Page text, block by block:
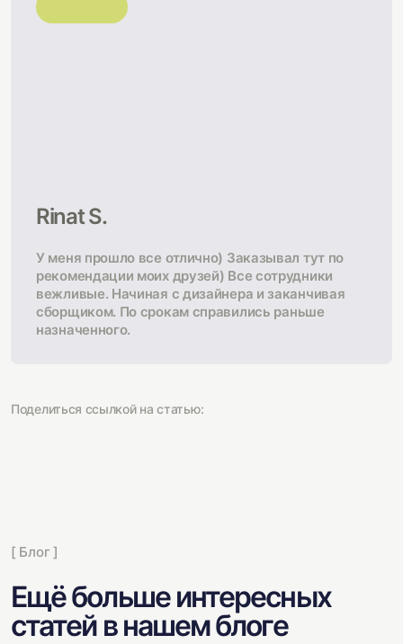
Rinat S.
У меня прошло все отлично) Заказывал тут по
рекомендации моих друзей) Все сотрудники
вежливые. Начиная с дизайнера и заканчивая
сборщиком. По срокам справились раньше
назначенного.
Поделиться ссылкой на статью:
[ Блог ]
Ещё больше интересных
статей в нашем блоге